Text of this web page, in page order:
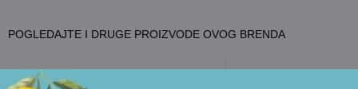
POGLEDAJTE I DRUGE PROIZVODE OVOG BRENDA